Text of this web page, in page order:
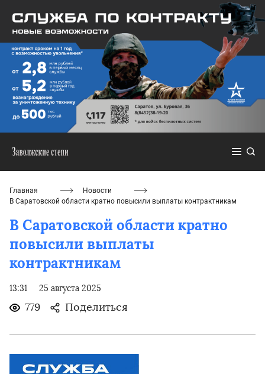
Главная
Новости
В Саратовской области кратно повысили выплаты контрактникам
В Саратовской области кратно
повысили выплаты
контрактникам
13:31 25 августа 2025
779 Поделиться